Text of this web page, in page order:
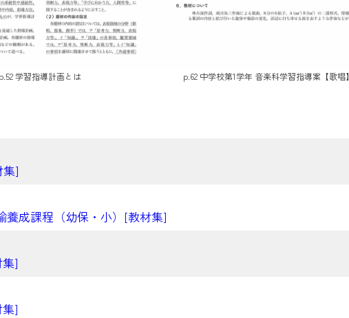
学習指導計画とは p.62 中学校第1学年 音楽科学習指導案【歌唱】
]
成課程（幼保・小）[教材集]
]
]